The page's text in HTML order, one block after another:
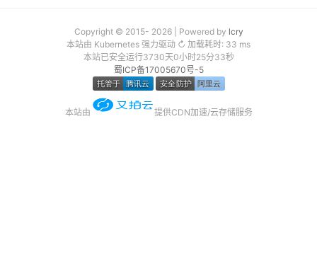
归档
留言
友链
关于
Copyright © 2015- 2026 | Powered by lcry
本站由 Kubernetes 强力驱动 ↻ 加载耗时: 33 ms
本站已安全运行3730天0小时25分33秒
蜀ICP备17005670号-5
本站由 提供CDN加速/云存储服务